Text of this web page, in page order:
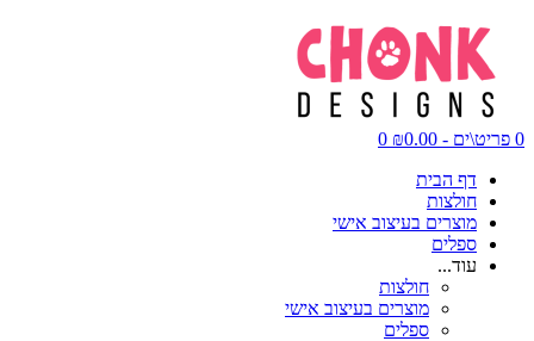
0 פריט\ים - ₪0.00
0
דף הבית
חולצות
מוצרים בעיצוב אישי
ספלים
עוד...
חולצות
מוצרים בעיצוב אישי
ספלים